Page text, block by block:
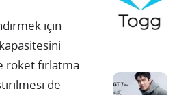
için
roket fırlatma
de